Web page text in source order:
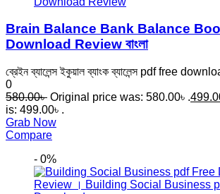
Brain Balance Bank Balance
Download Review বাংলা
ব্রেইন ব্যালেন্স ইকুয়াল ব্যাংক ব্যালেন্স pdf free
0
580.00৳ Original price was: 580.00৳ .
is: 499.00৳ .
Grab Now
Compare
- 0%